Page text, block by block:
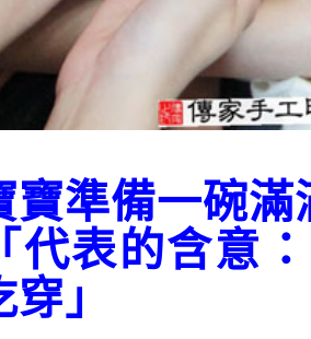
寶準備一碗
代表的含意
」